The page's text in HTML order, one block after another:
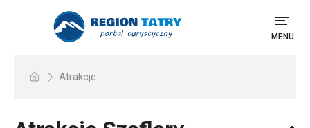
MENU
Atrakcje